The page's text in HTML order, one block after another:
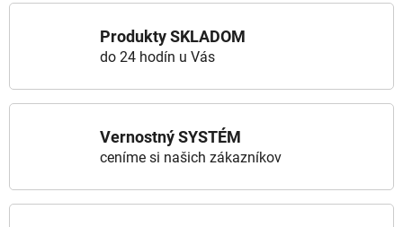
Produkty SKLADOM
do 24 hodín u Vás
Vernostný SYSTÉM
ceníme si našich zákazníkov